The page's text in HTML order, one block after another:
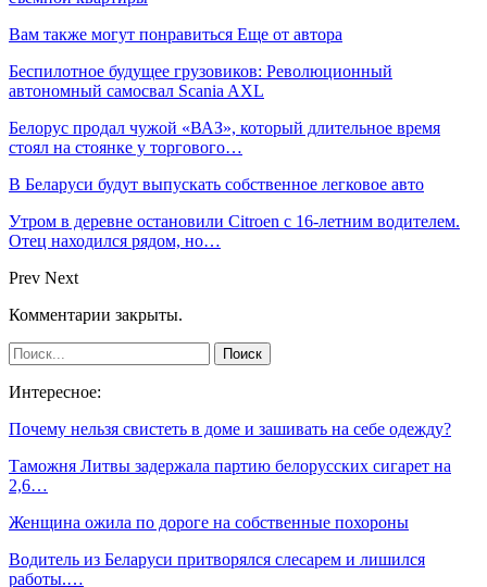
Вам также могут понравиться Еще от автора
Беспилотное будущее грузовиков: Революционный
автономный самосвал Scania AXL
Белорус продал чужой «ВАЗ», который длительное время
стоял на стоянке у торгового…
В Беларуси будут выпускать собственное легковое авто
Утром в деревне остановили Citroen с 16-летним водителем.
Отец находился рядом, но…
Prev Next
Комментарии закрыты.
Интересное:
Почему нельзя свистеть в доме и зашивать на себе одежду?
Таможня Литвы задержала партию белорусских сигарет на
2,6…
Женщина ожила по дороге на собственные похороны
Водитель из Беларуси притворялся слесарем и лишился
работы.…